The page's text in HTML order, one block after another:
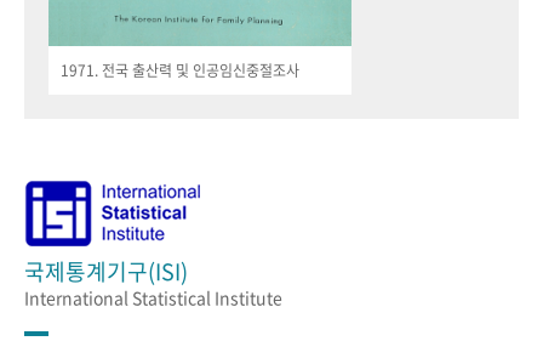
1971. 전국 출산력 및 인공임신중절조사
국제통계기구(ISI)
International Statistical Institute